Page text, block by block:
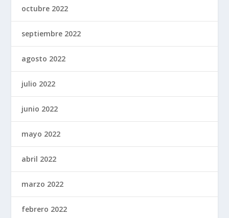
octubre 2022
septiembre 2022
agosto 2022
julio 2022
junio 2022
mayo 2022
abril 2022
marzo 2022
febrero 2022